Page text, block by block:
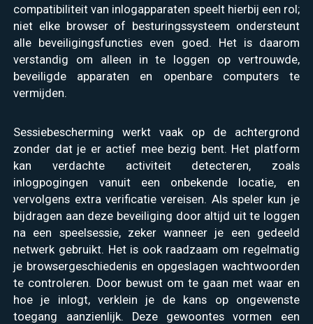
compatibiliteit van inlogapparaten speelt hierbij een rol;
niet elke browser of besturingssysteem ondersteunt
alle beveiligingsfuncties even goed. Het is daarom
verstandig om alleen in te loggen op vertrouwde,
beveiligde apparaten en openbare computers te
vermijden.
Sessiebescherming werkt vaak op de achtergrond
zonder dat je er actief mee bezig bent. Het platform
kan verdachte activiteit detecteren, zoals
inlogpogingen vanuit een onbekende locatie, en
vervolgens extra verificatie vereisen. Als speler kun je
bijdragen aan deze beveiliging door altijd uit te loggen
na een speelsessie, zeker wanneer je een gedeeld
netwerk gebruikt. Het is ook raadzaam om regelmatig
je browsergeschiedenis en opgeslagen wachtwoorden
te controleren. Door bewust om te gaan met waar en
hoe je inlogt, verklein je de kans op ongewenste
toegang aanzienlijk. Deze gewoontes vormen een